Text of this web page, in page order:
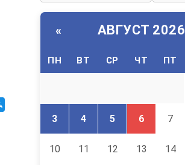
« АВГУСТ 2026
ПН ВТ СР ЧТ ПТ
3 4 5 6 7
10 11 12 13 14